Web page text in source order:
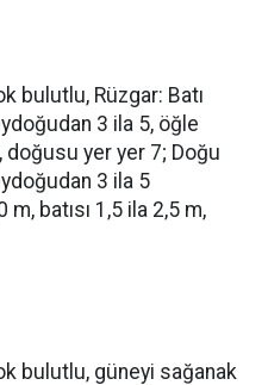
bulutlu, Rüzgar: Batı
3 ila 5, öğle
yer yer 7; Doğu
3 ila 5
batısı 1,5 ila 2,5 m,
bulutlu, güneyi sağanak